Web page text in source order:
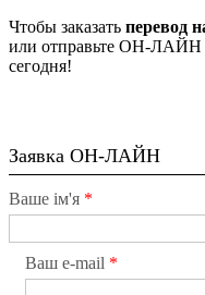
Чтобы заказать перевод
или отправьте ОН-ЛАЙН
сегодня!
Заявка ОН-ЛАЙН
Ваше ім'я *
Ваш e-mail *